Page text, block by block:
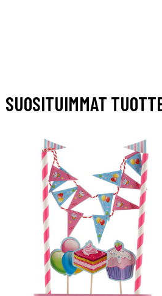
SUOSITUIMMAT